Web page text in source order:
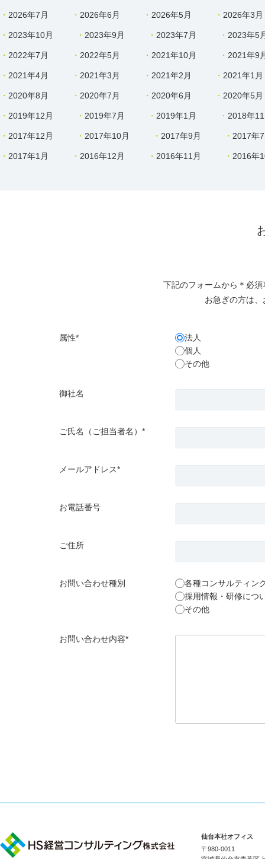
2026年7月 2026年6月 2026年5月 2026年3月
2023年10月 2023年9月 2023年7月 2023年5
2022年7月 2022年5月 2021年10月 2021年9
2021年4月 2021年3月 2021年2月 2021年1月
2020年8月 2020年7月 2020年6月 2020年5月
2019年12月 2019年7月 2019年1月 2018年
2017年12月 2017年10月 2017年9月 2017年
2017年1月 2016年12月 2016年11月 2016年
下記のフォームから＊必
お急ぎの方は
属性*
法人
個人
その他
御社名
ご氏名（ご担当者名）*
メールアドレス*
お電話番号
ご住所
お問い合わせ種別
各種コンサルティン
採用情報・研修につ
その他
お問い合わせ内容*
仙台本社オフィス
〒980-0011